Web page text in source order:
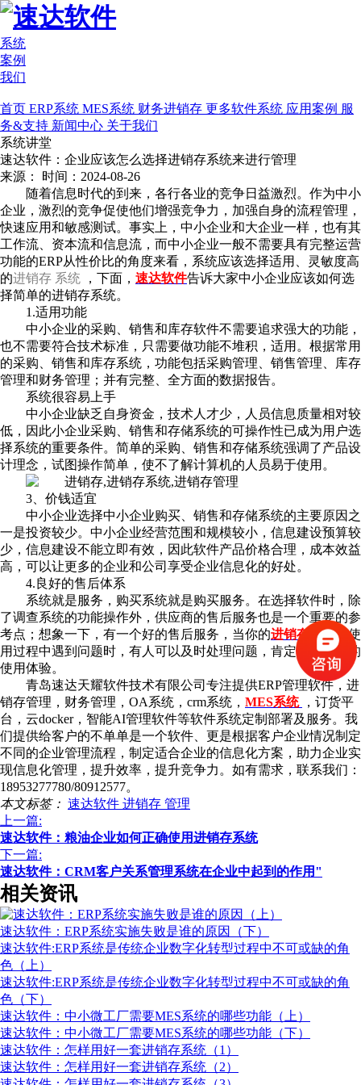
系统
案例
我们
首页 ERP系统 MES系统 财务进销存 更多软件系统 应用案例 服
务&支持 新闻中心 关于我们
系统讲堂
速达软件：企业应该怎么选择进销存系统来进行管理
来源： 时间：2024-08-26
随着信息时代的到来，各行各业的竞争日益激烈。作为中小
企业，激烈的竞争促使他们增强竞争力，加强自身的流程管理，
快速应用和敏感测试。事实上，中小企业和大企业一样，也有其
工作流、资本流和信息流，而中小企业一般不需要具有完整运营
功能的ERP从性价比的角度来看， 系统应该选择适用、灵敏度高
的进销存 系统 ，下面， 速达软件告诉大家中小企业应该如何选
择简单的进销存系统。
1.适用功能
中小企业的采购、销售和库存软件不需要追求强大的功能，
也不需要符合技术标准，只需要做功能不堆积，适用。根据常用
的采购、销售和库存系统 ，功能包括采购管理、销售管理、库存
管理和财务管理；并有完整、全方面的数据报告。
系统很容易上手
中小企业缺乏自身资金，技术人才少，人员信息质量相对较
低，因此小企业采购、销售和存储系统的可操作性已成为用户选
择系统的重要条件。简单的采购、销售和存储系统强调了产品设
计理念，试图操作简单，使不了解计算机的人员易于使用。
3、价钱适宜
中小企业选择中小企业购买、销售和存储系统的主要原因之
一是投资较少。中小企业经营范围和规模较小，信息建设预算较
少，信息建设不能立即有效，因此软件产品价格合理，成本效益
高，可以让更多的企业和公司享受企业信息化的好处。
4.良好的售后体系
系统就是服务，购买系统就是购买服务。在选择软件时，除
了调查系统的功能操作外，供应商的售后服务也是一个重要的参
考点；想象一下，有一个好的售后服务，当你的进销存系统在使
用过程中遇到问题时，有人可以及时处理问题，肯定会有很好的
使用体验。
青岛速达天耀软件技术有限公司专注提供ERP管理软件，进
销存管理，财务管理，OA系统，crm系统， MES系统
，订货平
台，云docker，智能AI管理软件等软件系统定制部署及服务。我
们提供给客户的不单单是一个软件、更是根据客户企业情况制定
不同的企业管理流程，制定适合企业的信息化方案，助力企业实
现信息化管理，提升效率，提升竞争力。如有需求，联系我们：
18953277780/80912577。
本文标签： 速达软件 进销存 管理
上一篇:
速达软件：粮油企业如何正确使用进销存系统
下一篇:
速达软件：CRM客户关系管理系统在企业中起到的作用"
相关资讯
速达软件：ERP系统实施失败是谁的原因（下）
速达软件:ERP系统是传统企业数字化转型过程中不可或缺的角
色（上）
速达软件:ERP系统是传统企业数字化转型过程中不可或缺的角
色（下）
速达软件：中小微工厂需要MES系统的哪些功能（上）
速达软件：中小微工厂需要MES系统的哪些功能（下）
速达软件：怎样用好一套进销存系统（1）
速达软件：怎样用好一套进销存系统（2）